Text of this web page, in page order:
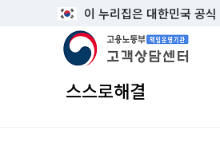
이 누리집은 대한민국 공
고용노동부 책임운영기관 고객
스스로해결